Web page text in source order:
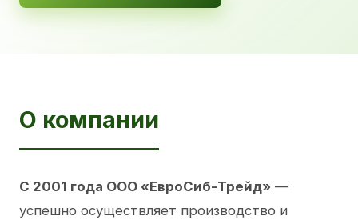
О компании
С 2001 года ООО «ЕвроСиб-Трейд» —
успешно осуществляет производство и